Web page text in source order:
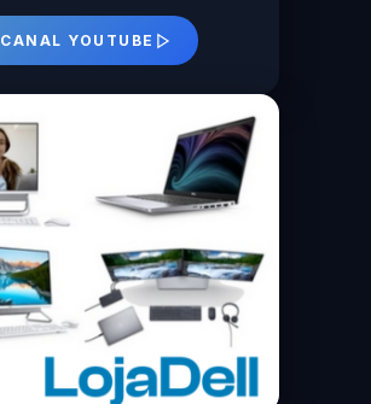
CANAL YOUTUBE